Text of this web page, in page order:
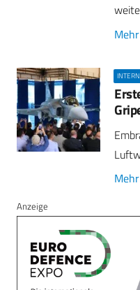
Mehr
Mehr
Anzeige